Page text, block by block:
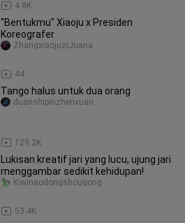
4.8K
"Bentukmu" Xiaoju x Presiden
Koreografer
44
ZhangxiaojuziJuana
Tango halus untuk dua orang
129.2K
duanshipinzhenxuan
Lukisan kreatif jari yang lucu, ujung jari
menggambar sedikit kehidupan!
53.4K
Kiwinaodongshougong